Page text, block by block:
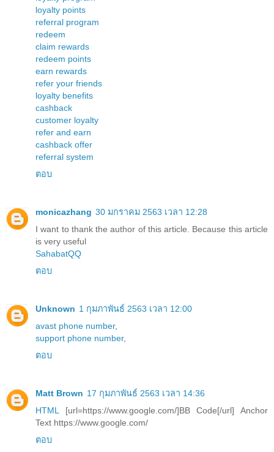
loyalty points
referral program
redeem
claim rewards
redeem points
earn rewards
refer your friends
loyalty benefits
cashback
customer loyalty
refer and earn
cashback offer
referral system
ตอบ
monicazhang 30 มกราคม 2563 เวลา 12:28
I want to thank the author of this article. Because this article
is very useful
SahabatQQ
ตอบ
Unknown 1 กุมภาพันธ์ 2563 เวลา 12:00
avast phone number,
support phone number,
ตอบ
Matt Brown 17 กุมภาพันธ์ 2563 เวลา 14:36
HTML
[url=https://www.google.com/]BB Code[/url] Anchor
Text https://www.google.com/
ตอบ